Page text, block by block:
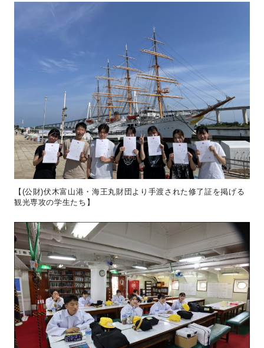
【(公財)伏木富山港・海王丸財団より手渡された修了証を掲げる
観光専攻の学生たち】